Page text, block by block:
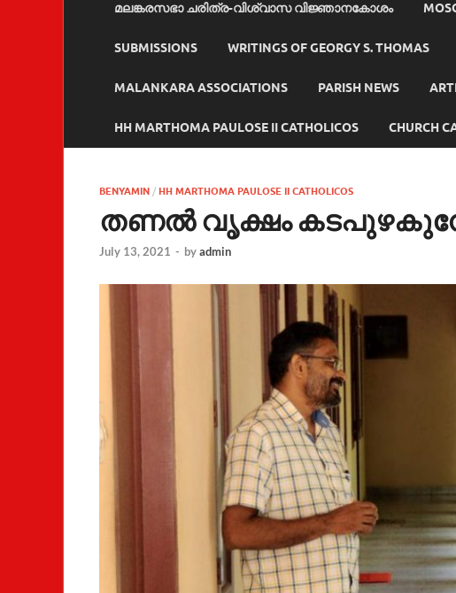
മലങ്കരസഭാ ചരിത്ര-വിശ്വാസ വിജ്ഞാനകോശം
SUBMISSIONS WRITINGS OF GEORGY S. THOMAS
MALANKARA ASSOCIATIONS PARISH NEWS
HH MARTHOMA PAULOSE II CATHOLICOS CHURCH
BENYAMIN / HH MARTHOMA PAULOSE II CATHOLICOS
തണൽ വൃക്ഷം
July 13, 2021 - byadmin